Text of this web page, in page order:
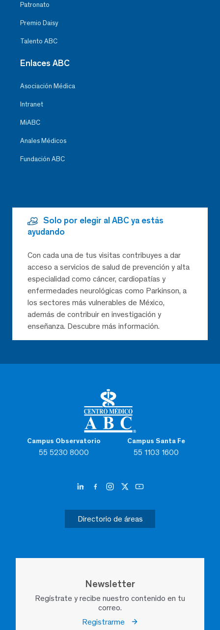
Campus Observatorio
55 5230 8000
Campus Santa Fe
55 1103 1600
Directorio de áreas
Newsletter
Regístrate y recibe nuestro contenido en tu
correo.
Registrarme
Patronato
Premio Daisy
Talento ABC
Enlaces ABC
Asociación Médica
Intranet
MiABC
Anales Médicos
Fundación ABC
Solo por elegir al ABC ya estás
ayudando
Con cada una de tus visitas contribuyes a dar
acceso a servicios de salud de prevención y alta
especialidad como cáncer, cardiopatías y
enfermedades neurológicas como Parkinson, a
los sectores más vulnerables de México,
además de contribuir en investigación y
enseñanza. Descubre más información.